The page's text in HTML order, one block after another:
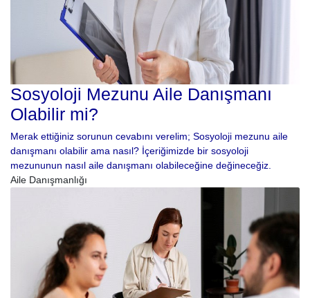
Sosyoloji Mezunu Aile Danışmanı
Olabilir mi?
Merak ettiğiniz sorunun cevabını verelim; Sosyoloji mezunu aile
danışmanı olabilir ama nasıl? İçeriğimizde bir sosyoloji
mezununun nasıl aile danışmanı olabileceğine değineceğiz.
Aile Danışmanlığı